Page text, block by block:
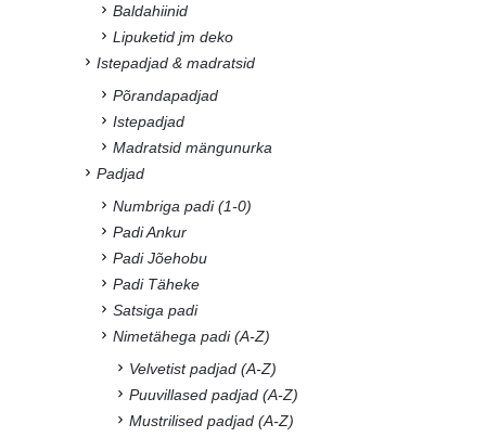
Baldahiinid
Lipuketid jm deko
Istepadjad & madratsid
Põrandapadjad
Istepadjad
Madratsid mängunurka
Padjad
Numbriga padi (1-0)
Padi Ankur
Padi Jõehobu
Padi Täheke
Satsiga padi
Nimetähega padi (A-Z)
Velvetist padjad (A-Z)
Puuvillased padjad (A-Z)
Mustrilised padjad (A-Z)